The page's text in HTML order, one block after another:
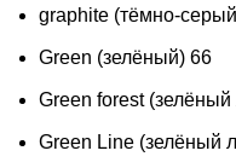
graphite (тёмно-
Green (зелёный) 66
Green forest (зелёный
Green Line (зелёный